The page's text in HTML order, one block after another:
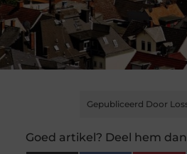
Gepubliceerd Door
Goed artikel? Deel hem